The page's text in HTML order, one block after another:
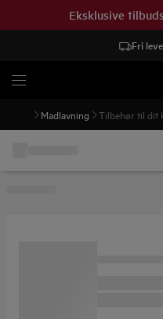
Eksklusive
Fri
Madlavning Tilbehør til dit